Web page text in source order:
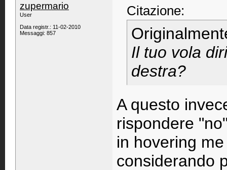
zupermario
User
Data registr.: 11-02-2010
Messaggi: 857
Citazione:
Il tuo vola
destra?
A questo
rispondere
in hovering
considerando